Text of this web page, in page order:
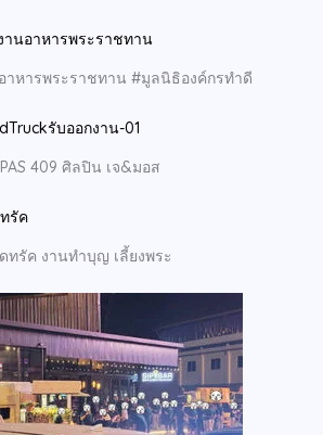
าหารพระราชทาน #มูลนิธิองค์กรทำดี
PAS 409 ศิลปิน เจ&มอส
ทรัค งานทำบุญ เลี้ยงพระ